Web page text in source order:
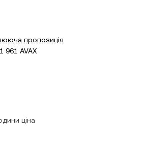
пропозиція
961 AVAX
ціна